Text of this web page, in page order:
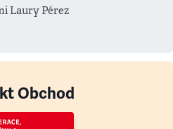
Laury Pérez
Obchod